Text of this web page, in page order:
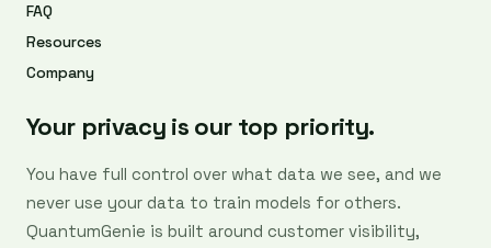
FAQ
Resources
Company
Your privacy is our top priority.
You have full control over what data we see, and we
never use your data to train models for others.
QuantumGenie is built around customer visibility,